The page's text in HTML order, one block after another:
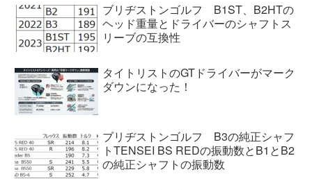
ブリヂストンゴルフ B1ST、B2HTの
ヘッド重量とドライバーのシャフトス
リーブの互換性
タイトリストのGTドライバーがマーク
ダウンになった！
ブリヂストンゴルフ B3の純正シャフ
トTENSEI BS REDの振動数とB1とB2
の純正シャフトの振動数